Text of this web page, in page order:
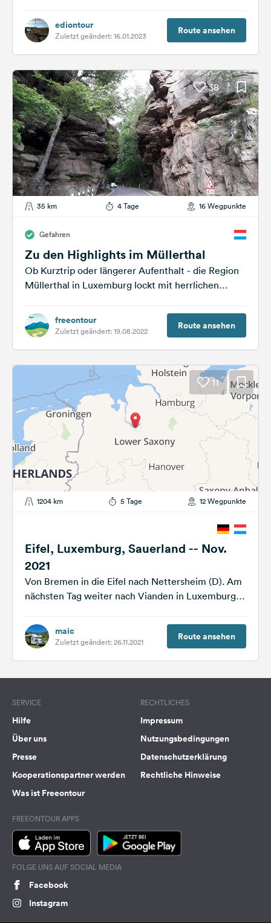
ediontour
Zuletzt geändert: 16.01.2023 Route ansehen
38
35 km 4 Tage 16 Wegpunkte
Gefahren
Zu den Highlights im Müllerthal
Ob Kurztrip oder längerer Aufenthalt - die Region
Müllerthal in Luxemburg lockt mit herrlichen
faszinierender Felsformationen...
freeontour
Zuletzt geändert: 19.08.2022 Route ansehen
11
1204 km 5 Tage 12 Wegpunkte
Eifel, Luxemburg, Sauerland -- Nov.
2021
Von Bremen in die Eifel nach Nettersheim (D). Am
nächsten Tag weiter nach Vianden in Luxemburg
maic
Zuletzt geändert: 26.11.2021 Route ansehen
SERVICE
Hilfe
Über uns
Presse
Kooperationspartner werden
Was ist Freeontour
RECHTLICHES
Impressum
Nutzungsbedingungen
Datenschutzerklärung
Rechtliche Hinweise
FREEONTOUR APPS
FOLGE UNS AUF SOCIAL MEDIA
Facebook
Instagram